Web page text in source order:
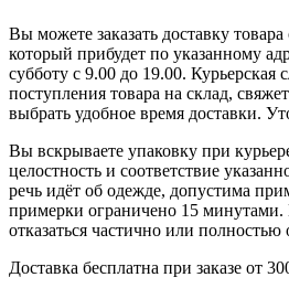
Вы можете заказать доставку
который прибудет по указанному
субботу с 9.00 до 19.00. Курьерская
поступления товара на склад,
выбрать удобное время доставки.
Вы вскрываете упаковку при
целостность и соответствие
речь идёт об одежде, допустима
примерки ограничено 15
отказаться частично или полностью
Доставка бесплатна при заказе от